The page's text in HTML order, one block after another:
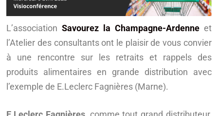
L’association Savourez la Champagne-Ardenneet
l’Atelier des consultants ont le plaisir de vous convier
à une rencontre sur les retraits et rappels des
produits alimentaires en grande distribution avec
l’exemple de E.Leclerc Fagnières (Marne).